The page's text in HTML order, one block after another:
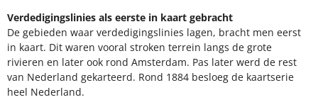
Verdedigingslinies als eerste in kaart gebracht
De gebieden waar verdedigingslinies lagen, bracht men eerst
in kaart. Dit waren vooral stroken terrein langs de grote
rivieren en later ook rond Amsterdam. Pas later werd de rest
van Nederland gekarteerd. Rond 1884 besloeg de kaartserie
heel Nederland.